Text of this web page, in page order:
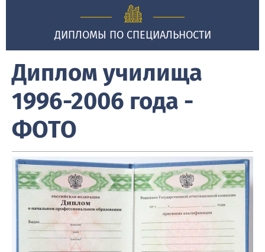
ДИПЛОМЫ ПО СПЕЦИАЛЬНОСТИ
Диплом училища
1996-2006 года -
ФОТО